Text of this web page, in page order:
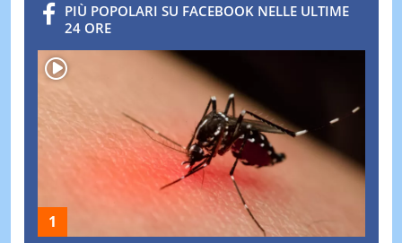
PIÙ POPOLARI SU FACEBOOK NELLE ULTIME
24 ORE